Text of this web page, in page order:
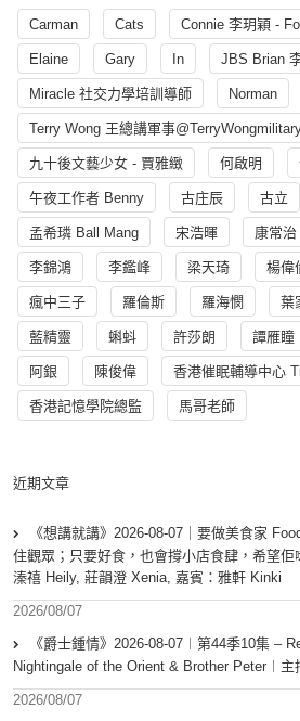
Carman Cats Connie 李玥穎 -
Elaine Gary In JBS Brian
Miracle 社交力學培訓導師 Norman
Terry Wong 王總講軍事
九十後文藝少女 - 賈雅緻 何啟明
午夜工作者 Benny 古庄辰 古立
孟希璘 Ball Mang 宋浩暉 康常治
李錦鴻 李鑑峰 梁天琦 楊偉
瘋中三子 羅倫斯 羅海憫 葉
藍精靈 蝌蚪 許莎朗 譚雁瞳
阿銀 陳俊偉 香港催眠輔導中心
香港記憶學院總監 馬哥老師
近期文章
《想講就講》2026-08-07｜要做美食家
住觀眾；只要好食，也會撐小店食肆，希望佢
溱禧 Heily, 莊韻澄 Xenia, 嘉賓：雅軒 Kinki
2026/08/07
《爵士鍾情》2026-08-07︱第44季10集 –
Nightingale of the Orient & Brother Peter︱主
2026/08/07